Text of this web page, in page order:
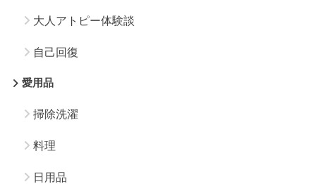
大人アトピー体験談
自己回復
愛用品
掃除洗濯
料理
日用品